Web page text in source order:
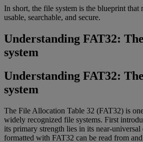
In short, the file system is the blueprint that
usable, searchable, and secure.
Understanding FAT32:
system
Understanding FAT32:
system
The File Allocation Table 32 (FAT32) is
widely recognized file systems. First
its primary strength lies in its near-
formatted with FAT32 can be read from